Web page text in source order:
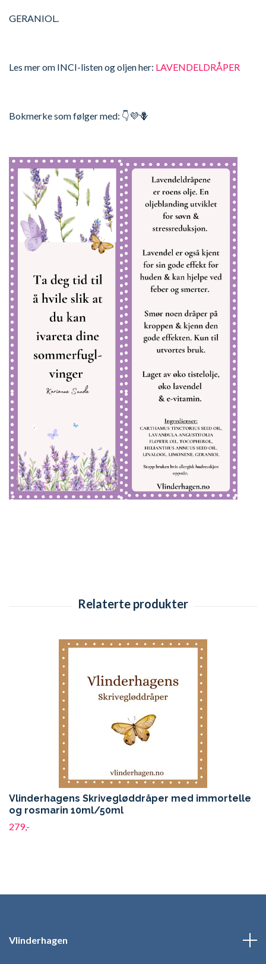
GERANIOL.
Les mer om INCI-listen og oljen her: LAVENDELDRÅPER
Bokmerke som følger med: 👇💜🪻
Vlinderhagens Skrivegløddråper med immortelle
og rosmarin 10ml/50ml
279,-
Vlinderhagen